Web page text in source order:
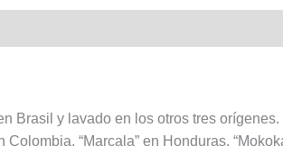
Brasil y lavado en los otros tres orígenes.
Colombia, “Marcala” en Honduras,